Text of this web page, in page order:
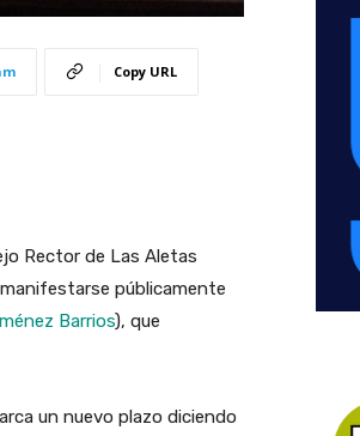
Copy URL
Rector de Las Aletas
públicamente
Barrios), que
un nuevo plazo diciendo